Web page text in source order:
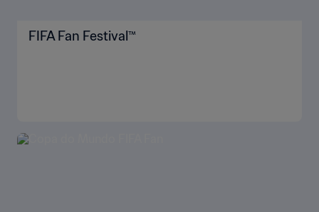
FIFA Fan Festival™